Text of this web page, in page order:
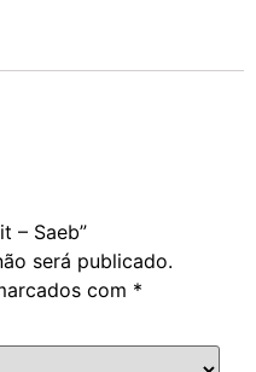
– Saeb”
será publicado.
com *